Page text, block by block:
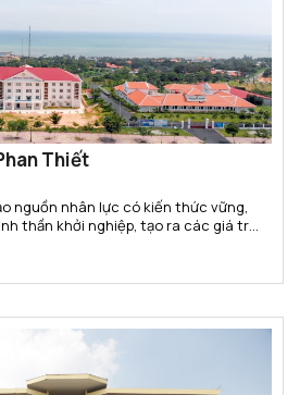
Thiết
thần khởi nghiệp, tạo ra các giá trị
tổ chức và xã hội ở tỉnh Bình
cấp các dịch...